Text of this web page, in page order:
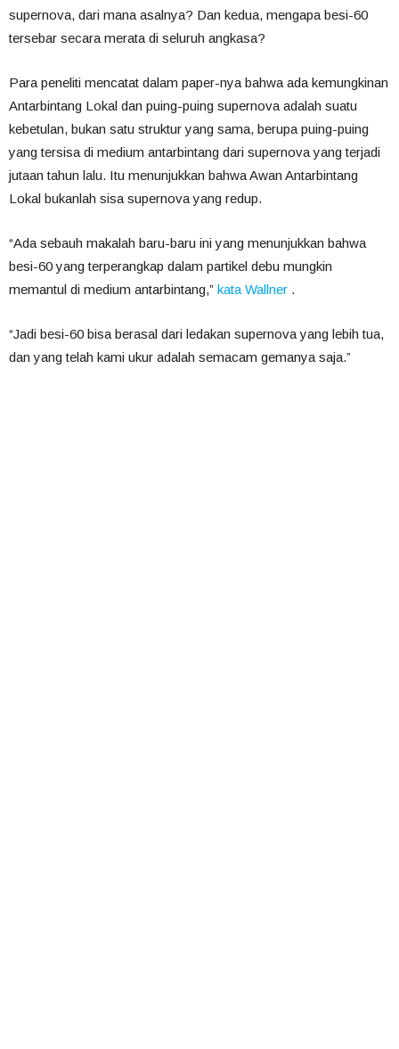
supernova, dari mana asalnya? Dan kedua, mengapa besi-60
tersebar secara merata di seluruh angkasa?
Para peneliti mencatat dalam paper-nya bahwa ada kemungkinan
Antarbintang Lokal dan puing-puing supernova adalah suatu
kebetulan, bukan satu struktur yang sama, berupa puing-puing
yang tersisa di medium antarbintang dari supernova yang terjadi
jutaan tahun lalu. Itu menunjukkan bahwa Awan Antarbintang
Lokal bukanlah sisa supernova yang redup.
“Ada sebauh makalah baru-baru ini yang menunjukkan bahwa
besi-60 yang terperangkap dalam partikel debu mungkin
memantul di medium antarbintang,” kata Wallner .
“Jadi besi-60 bisa berasal dari ledakan supernova yang lebih tua,
dan yang telah kami ukur adalah semacam gemanya saja.”